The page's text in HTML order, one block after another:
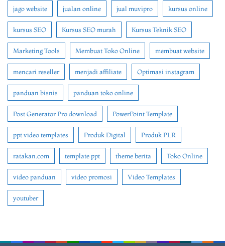
jago website jualan online jual muvipro kursus online
kursus SEO Kursus SEO murah Kursus Teknik SEO
Marketing Tools Membuat Toko Online membuat website
mencari reseller menjadi affiliate Optimasi instagram
panduan bisnis panduan toko online
Post Generator Pro download PowerPoint Template
ppt video templates Produk Digital Produk PLR
ratakan.com template ppt theme berita Toko Online
video panduan video promosi Video Templates
youtuber